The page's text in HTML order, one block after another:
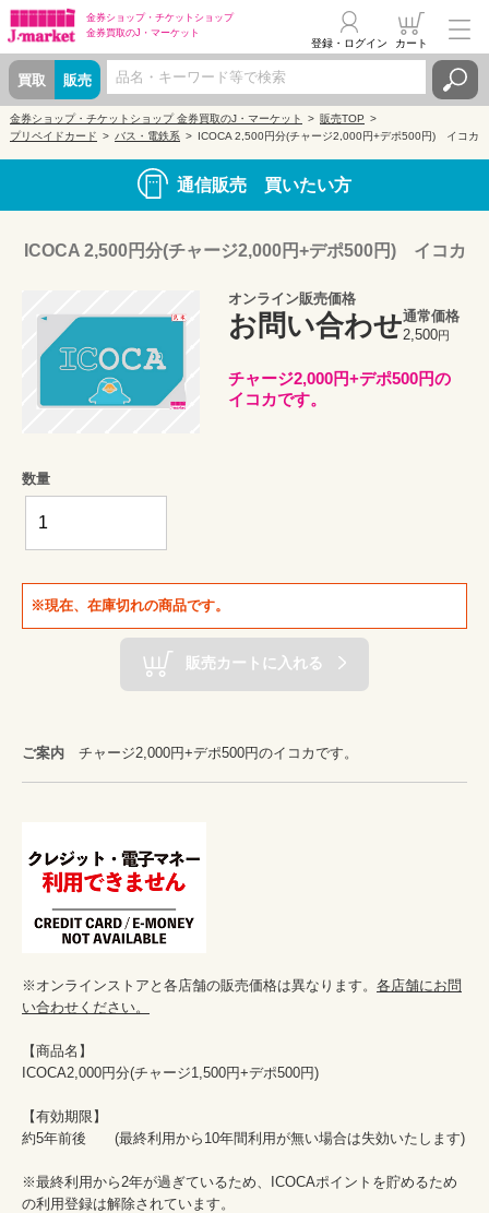
金券ショップ・ チケットショップ
金券買取のJ・マーケット
買取 販売
登録・ログイン カート
金券ショップ・チケットショップ 金券買取のJ・マーケット
販売TOP
プリペイドカード
バス・電鉄系 ICOCA 2,500円分(チャージ2,000円+デポ500円) イコカ
通信販売 買いたい方
ICOCA 2,500円分(チャージ2,000円+デポ500円) イコカ
オンライン販売価格
お問い合わせ通常価格
2,500円
チャージ2,000円+デポ500円の
イコカです。
数量
※現在、在庫切れの商品です。
販売カートに入れる
ご案内 チャージ2,000円+デポ500円のイコカです。
※オンラインストアと各店舗の販売価格は異なります。 各店舗にお問
い合わせください。
【商品名】
ICOCA2,000円分(チャージ1,500円+デポ500円)
【有効期限】
約5年前後　　(最終利用から10年間利用が無い場合は失効いたします)
※最終利用から2年が過ぎているため、ICOCAポイントを貯めるため
の利用登録は解除されています。